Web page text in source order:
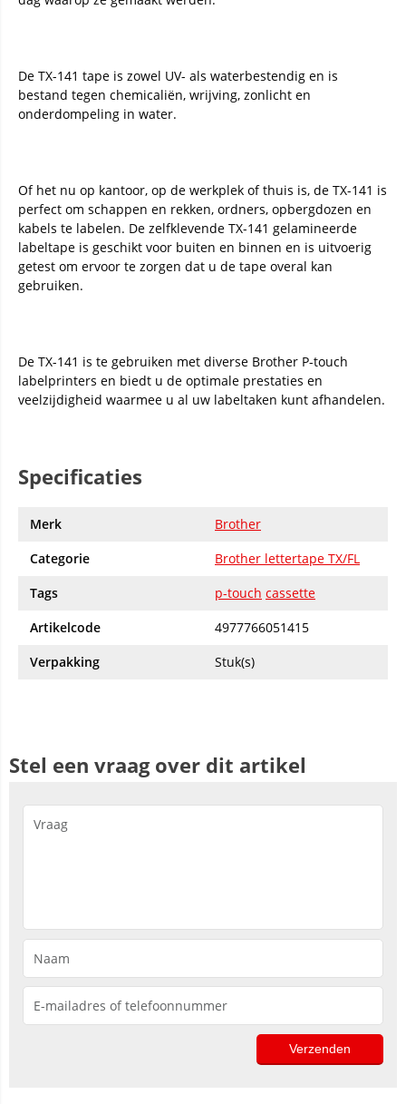
De TX-141 tape is zowel UV- als waterbestendig en is
bestand tegen chemicaliën, wrijving, zonlicht en
onderdompeling in water.
Of het nu op kantoor, op de werkplek of thuis is, de TX-141 is
perfect om schappen en rekken, ordners, opbergdozen en
kabels te labelen. De zelfklevende TX-141 gelamineerde
labeltape is geschikt voor buiten en binnen en is uitvoerig
getest om ervoor te zorgen dat u de tape overal kan
gebruiken.
De TX-141 is te gebruiken met diverse Brother P-touch
labelprinters en biedt u de optimale prestaties en
veelzijdigheid waarmee u al uw labeltaken kunt afhandelen.
Specificaties
Merk
Brother
Categorie
Brother lettertape TX/FL
Tags
p-touch cassette
Artikelcode
4977766051415
Verpakking
Stuk(s)
Stel een vraag over dit artikel